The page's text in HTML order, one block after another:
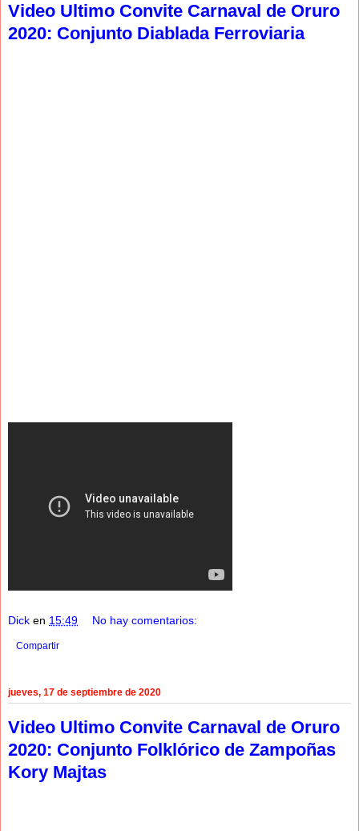
Video Ultimo Convite Carnaval de Oruro
2020: Conjunto Diablada Ferroviaria
Dick en 15:49 No hay comentarios:
Compartir
jueves, 17 de septiembre de 2020
Video Ultimo Convite Carnaval de Oruro
2020: Conjunto Folklórico de Zampoñas
Kory Majtas